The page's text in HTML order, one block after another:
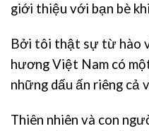
giới thiệu với bạn bè
Bởi tôi thật sự từ hào
hương Việt Nam có
những dấu ấn riêng cả
Thiên nhiên và con